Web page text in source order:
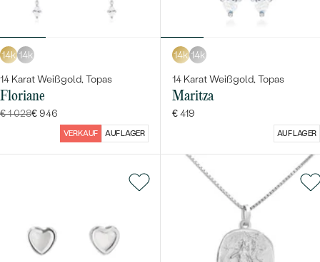
14k 14k
14 Karat Weißgold, Topas
Floriane
€ 1 028€ 946
VERKAUF AUF LAGER
14k 14k
14 Karat Weißgold, Topas
Maritza
€ 419
AUF LAGER